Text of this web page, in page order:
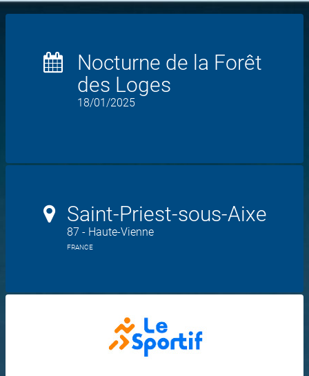
Nocturne de la Forêt
des Loges
18/01/2025
Saint-Priest-sous-Aixe
87 - Haute-Vienne
FRANCE